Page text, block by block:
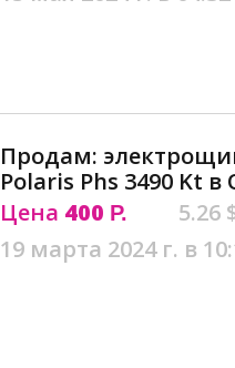
Продам:
Polaris Phs 3490 Kt в
Цена 400 Р.
5.26
19 марта 2024 г. в